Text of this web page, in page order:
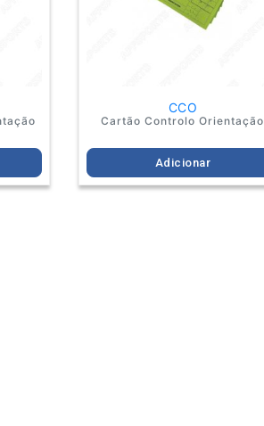
CCO
Cartão Controlo Orientação
Adicionar